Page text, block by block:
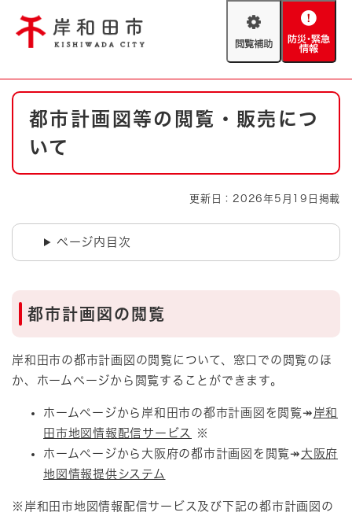
閲
助
防
緊
情
やさしい日本語
防災・緊急情報 救急・消防
本
都市計画図等の閲覧・販売につ
いて
更新日：2026年5月19日掲載
ページ内目次
都市計画図の閲覧
岸和田市の都市計画図の閲覧について、窓口での閲覧のほ
か、ホームページから閲覧することができます。
ホームページから岸和田市の都市計画図を閲覧↠ 岸和
田市地図情報配信サービス
※
ホームページから大阪府の都市計画図を閲覧↠ 大阪府
地図情報提供システム
※岸和田市地図情報配信サービス及び下記の都市計画図の